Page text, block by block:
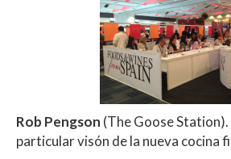
Rob Pengson (The Goose
particular visón de la nueva cocina